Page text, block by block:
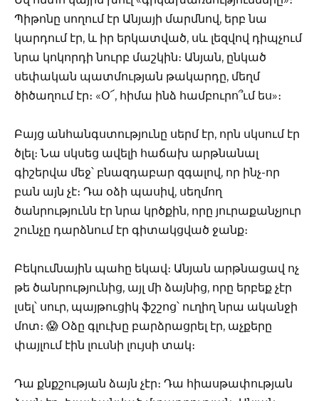
Պիթոնը սողում էր Անյայի մարմնով, երբ նա
կարդում էր, և իր երկատված, սև լեզվով դիպչում
նրա կոկորդի նուրբ մաշկին։ Անյան, ընկած
սեփական պատմության թակարդը, մեղմ
ծիծաղում էր։ «Օ՜, հիմա ինձ համբուրո՞ւմ ես»։
Բայց անհանգստությունը սերմ էր, որն սկսում էր
ծլել։ Նա սկսեց ավելի հաճախ արթնանալ
գիշերվա մեջ՝ բնազդաբար զգալով, որ ինչ-որ
բան այն չէ։ Դա օձի պասիվ, սեղմող
ծանրությունն էր նրա կրծքին, որը յուրաքանչյուր
շունչը դարձնում էր գիտակցված ջանք։
Բեկումնային պահը եկավ։ Անյան արթնացավ ոչ
թե ծանրությունից, այլ մի ձայնից, որը երբեք չէր
լսել՝ սուր, պայթուցիկ ֆշշոց՝ ուղիղ նրա ականջի
մոտ։ 😱 Օձը գլուխը բարձրացրել էր, աչքերը
փայլում էին լուսնի լույսի տակ։
Դա քնքշության ձայն չէր։ Դա հիասթափության